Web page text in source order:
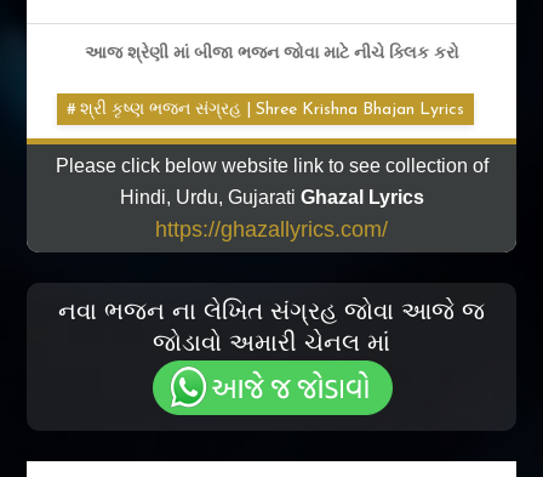
આજ શ્રેણી માં બીજા ભજન જોવા માટે નીચે ક્લિક કરો
શ્રી કૃષ્ણ ભજન સંગ્રહ | Shree Krishna Bhajan Lyrics
Please click below website link to see collection of
Hindi, Urdu, Gujarati Ghazal Lyrics
https://ghazallyrics.com/
નવા ભજન ના લેખિત સંગ્રહ જોવા આજે જ
જોડાવો અમારી ચેનલ માં